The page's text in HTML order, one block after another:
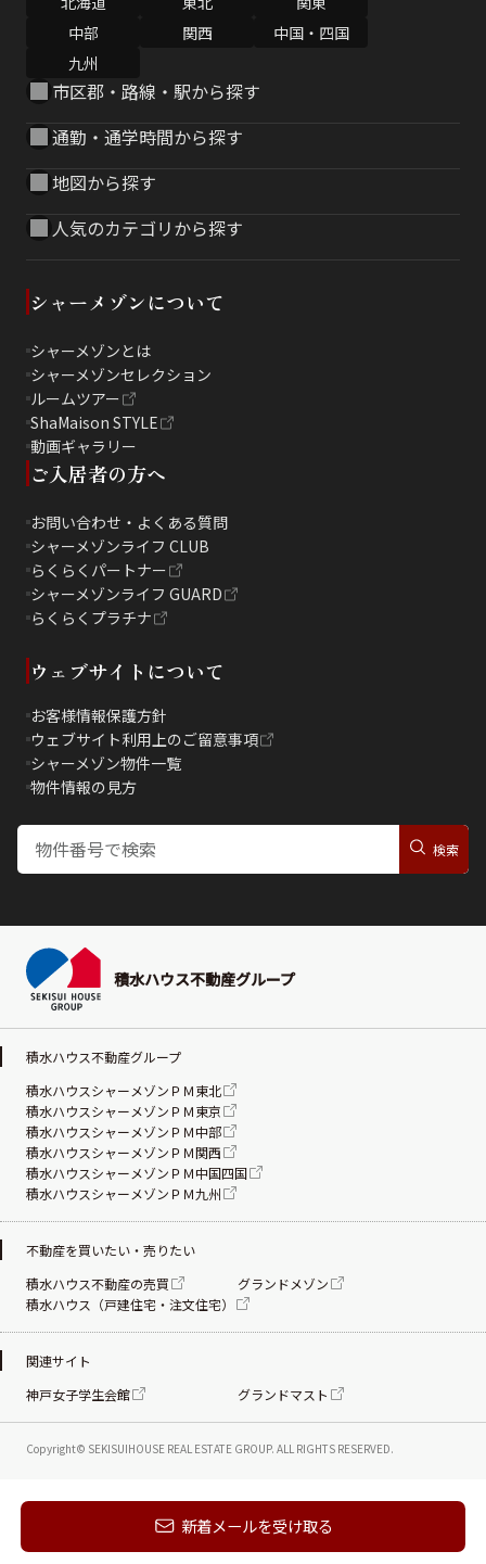
新着メールを受け取る
中部
関西
中国・四国
九州
市区郡・路線・駅から探す
通勤・通学時間から探す
地図から探す
人気のカテゴリから探す
シャーメゾンについて
シャーメゾンとは
シャーメゾンセレクション
ルームツアー
ShaMaison STYLE
動画ギャラリー
ご入居者の方へ
お問い合わせ・よくある質問
シャーメゾンライフ CLUB
らくらくパートナー
シャーメゾンライフ GUARD
らくらくプラチナ
ウェブサイトについて
お客様情報保護方針
ウェブサイト利用上のご留意事項
シャーメゾン物件一覧
物件情報の見方
積水ハウス不動産グループ
Copyright© SEKISUIHOUSE REAL ESTATE GROUP. ALL RIGHTS RESERVED.
積水ハウス不動産グループ
積水ハウスシャーメゾンＰＭ東北
積水ハウスシャーメゾンＰＭ東京
積水ハウスシャーメゾンＰＭ中部
積水ハウスシャーメゾンＰＭ関西
積水ハウスシャーメゾンＰＭ中国四国
積水ハウスシャーメゾンＰＭ九州
不動産を買いたい・売りたい
積水ハウス不動産の売買
グランドメゾン
積水ハウス（戸建住宅・注文住宅）
関連サイト
神戸女子学生会館
グランドマスト